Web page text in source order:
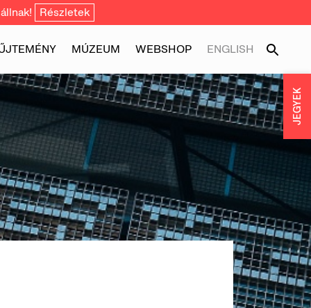
Részletek
MÚZEUM WEBSHOP ENGLISH
JEGYEK